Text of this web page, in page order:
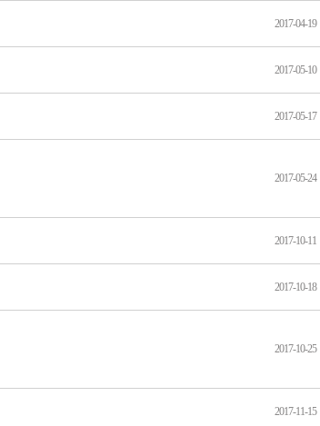
2017-04-19
2017-05-10
2017-05-17
2017-05-24
2017-10-11
2017-10-18
2017-10-25
2017-11-15